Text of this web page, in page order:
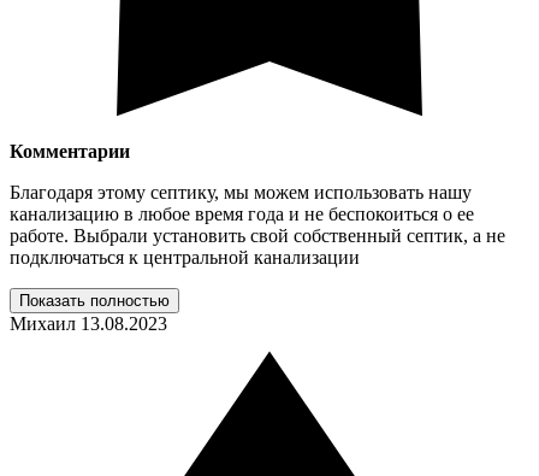
Комментарии
Благодаря этому септику, мы можем использовать нашу
канализацию в любое время года и не беспокоиться о ее
работе. Выбрали установить свой собственный септик, а не
подключаться к центральной канализации
Показать полностью
Михаил 13.08.2023